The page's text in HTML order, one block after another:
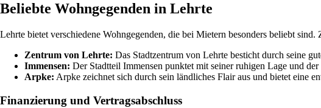
Beliebte Wohngegenden in Lehrte
Lehrte bietet verschiedene Wohngegenden, die bei Mietern besonders beliebt sind.
Zentrum von Lehrte: Das Stadtzentrum von Lehrte besticht durch seine
Immensen: Der Stadtteil Immensen punktet mit seiner ruhigen Lage und
Arpke: Arpke zeichnet sich durch sein ländliches Flair aus und bietet eine
Finanzierung und Vertragsabschluss